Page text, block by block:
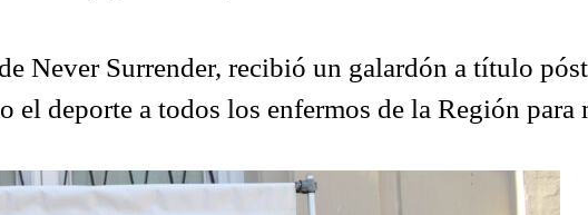
Never Surrender, recibió un galardón a título
el deporte a todos los enfermos de la Región